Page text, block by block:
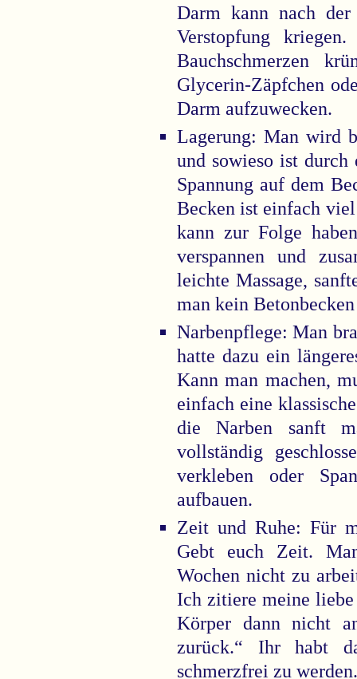
Darm kann nach
Verstopfung
Bauchschmerzen
Glycerin-Zäpfchen
Darm aufzuwecken.
Lagerung: Man wird
und sowieso ist
Spannung auf dem
Becken ist einfach
kann zur Folge
verspannen und
leichte Massage,
man kein
Narbenpflege: Man
hatte dazu ein
Kann man machen,
einfach eine
die Narben sanft
vollständig
verkleben oder
aufbauen.
Zeit und Ruhe: Für
Gebt euch Zeit.
Wochen nicht zu
Ich zitiere meine
Körper dann nicht
zurück.“ Ihr habt
schmerzfrei zu